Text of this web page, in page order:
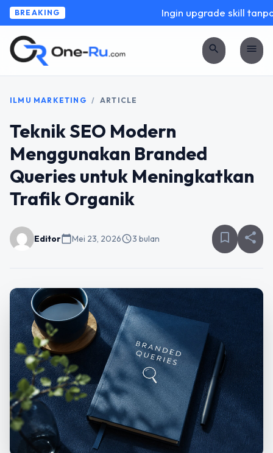
BREAKING Ingin upgrade skill tanpa
search menu
ILMU MARKETING / ARTICLE
Teknik SEO Modern
Menggunakan Branded
Queries untuk Meningkatkan
Trafik Organik
Editorcalendar_todayMei 23, 2026schedule3 bulan bookmark_border share